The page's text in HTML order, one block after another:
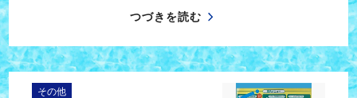
つづきを読む
その他